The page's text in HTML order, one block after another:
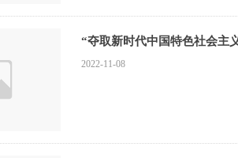
“夺取新时代中国特色社会
2022-11-08